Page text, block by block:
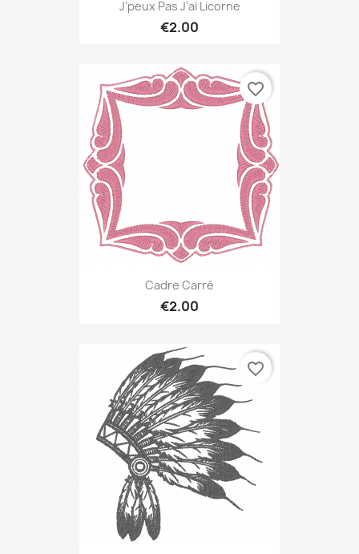
J'peux Pas J'ai Licorne
€2.00
Cadre Carré
€2.00
favorite_border
favorite_border